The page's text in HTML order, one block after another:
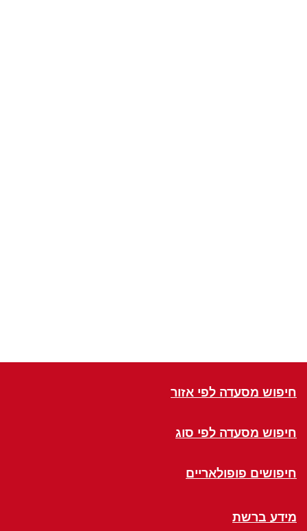
חיפוש מסעדה לפי אזור
חיפוש מסעדה לפי סוג
חיפושים פופולאריים
מידע ברשת